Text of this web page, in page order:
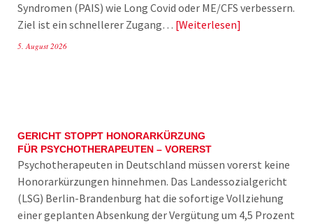
Syndromen (PAIS) wie Long Covid oder ME/CFS verbessern.
Ziel ist ein schnellerer Zugang… Weiterlesen
5. August 2026
GERICHT STOPPT HONORARKÜRZUNG
FÜR PSYCHOTHERAPEUTEN – VORERST
Psychotherapeuten in Deutschland müssen vorerst keine
Honorarkürzungen hinnehmen. Das Landessozialgericht
(LSG) Berlin-Brandenburg hat die sofortige Vollziehung
einer geplanten Absenkung der Vergütung um 4,5 Prozent